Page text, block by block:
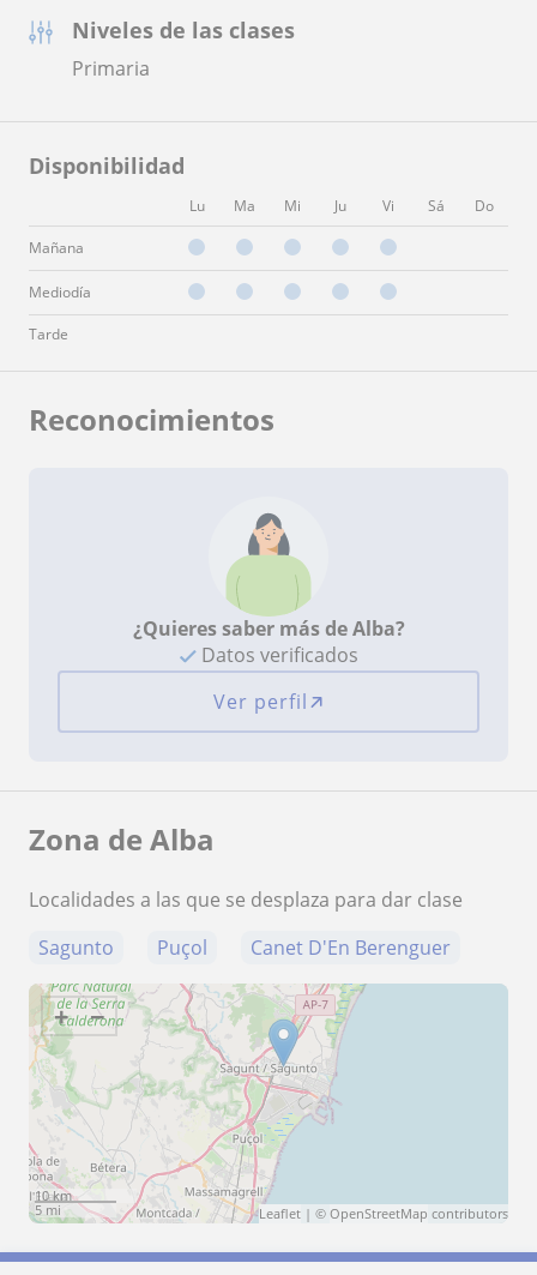
Niveles de las clases
Primaria
Disponibilidad
Lu Ma Mi Ju Vi Sá Do
Mañana
Mediodía
Tarde
Reconocimientos
¿Quieres saber más de Alba?
Datos verificados
Ver perfil
Zona de Alba
Localidades a las que se desplaza para dar clase
Sagunto
Puçol Canet D'En Berenguer
+ −
10 km
5 mi
Leaflet | © OpenStreetMap contributors